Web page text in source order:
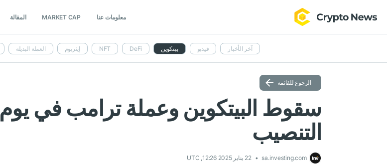
المقالة MARKET CAP معلومات عنا
آخر الأخبار فيديو بيتكوين DeFi
NFT إيثريوم العملة البديلة
الرجوع للقائمة
سقوط البيتكوين وعملة ترامب في يوم
التنصيب
sa.investing.com 22 يناير 2025 12:26, UTC